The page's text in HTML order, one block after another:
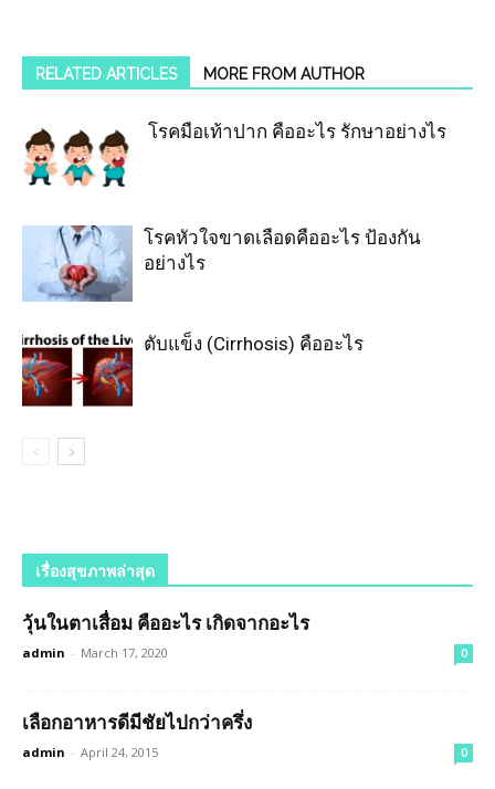
RELATED ARTICLES MORE FROM AUTHOR
โรคมือเท้าปาก คืออะไร รักษาอย่างไร
โรคหัวใจขาดเลือดคืออะไร ป้องกัน
อย่างไร
ตับแข็ง (Cirrhosis) คืออะไร
เรื่องสุขภาพล่าสุด
วุ้นในตาเสื่อม คืออะไร เกิดจากอะไร
admin - March 17, 2020 0
เลือกอาหารดีมีชัยไปกว่าครึ่ง
admin - April 24, 2015 0